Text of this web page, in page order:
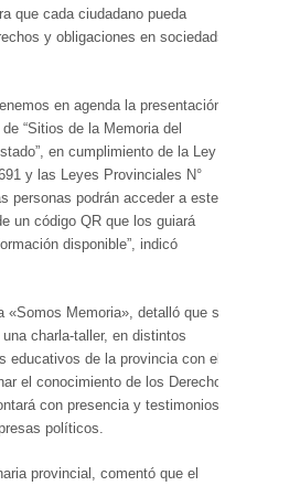
que cada ciudadano pueda
y obligaciones en sociedad»,
en agenda la presentación
“Sitios de la Memoria del
en cumplimiento de la Ley
y las Leyes Provinciales N°
personas podrán acceder a este
un código QR que los guiará
disponible”, indicó
«Somos Memoria», detalló que se
una charla-taller, en distintos
educativos de la provincia con el
el conocimiento de los Derechos
con presencia y testimonios
políticos.
provincial, comentó que el